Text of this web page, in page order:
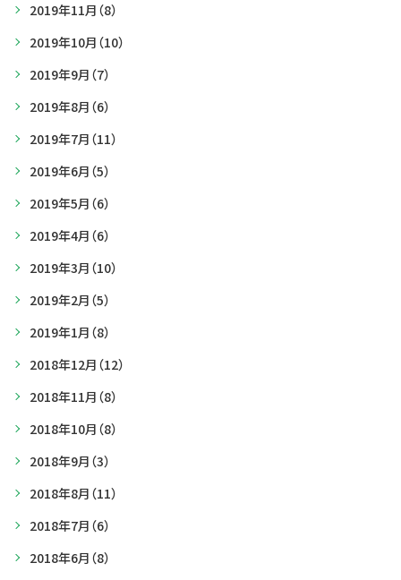
2019年11月 （8）
2019年10月 （10）
2019年9月 （7）
2019年8月 （6）
2019年7月 （11）
2019年6月 （5）
2019年5月 （6）
2019年4月 （6）
2019年3月 （10）
2019年2月 （5）
2019年1月 （8）
2018年12月 （12）
2018年11月 （8）
2018年10月 （8）
2018年9月 （3）
2018年8月 （11）
2018年7月 （6）
2018年6月 （8）